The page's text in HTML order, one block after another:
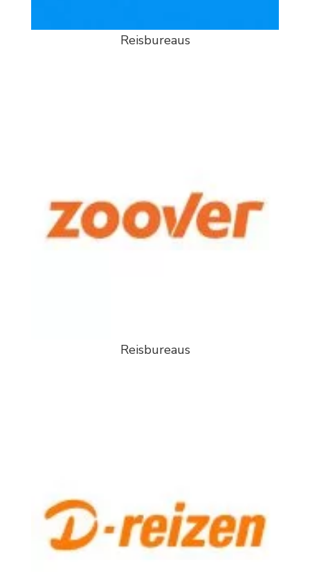
Reisbureaus
Reisbureaus